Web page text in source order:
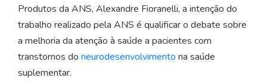
Produtos da ANS, Alexandre Fioranelli, a intenção do
trabalho realizado pela ANS é qualificar o debate sobre
a melhoria da atenção à saúde a pacientes com
transtornos do neurodesenvolvimento na saúde
suplementar.